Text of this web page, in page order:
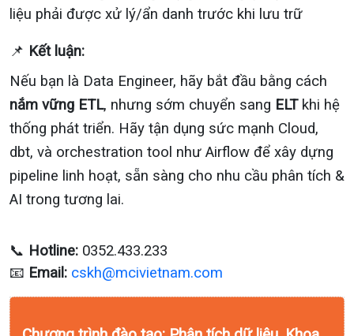
liệu phải được xử lý/ẩn danh trước khi lưu trữ
📌 Kết luận:
Nếu bạn là Data Engineer, hãy bắt đầu bằng cách
nắm vững ETL, nhưng sớm chuyển sang ELTkhi hệ
thống phát triển. Hãy tận dụng sức mạnh Cloud,
dbt, và orchestration tool như Airflow để xây dựng
pipeline linh hoạt, sẵn sàng cho nhu cầu phân tích &
AI trong tương lai.
📞 Hotline: 0352.433.233
📧 Email: cskh@mcivietnam.com